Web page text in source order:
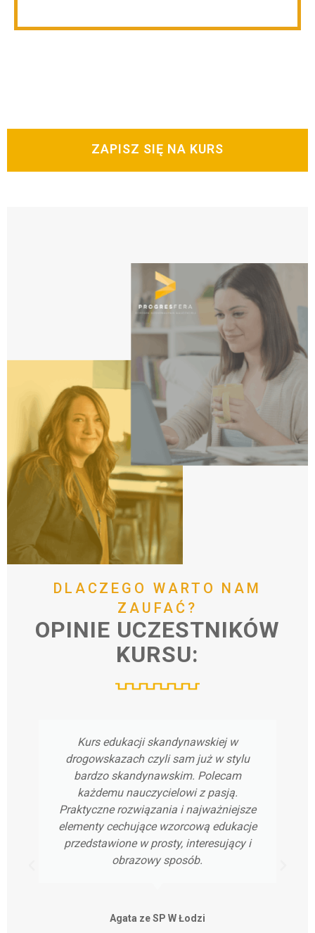
ZAPISZ SIĘ NA KURS
DLACZEGO WARTO NAM
ZAUFAĆ?
OPINIE UCZESTNIKÓW
KURSU:
Kurs edukacji skandynawskiej w
drogowskazach czyli sam już w stylu
bardzo skandynawskim. Polecam
każdemu nauczycielowi z pasją.
Praktyczne rozwiązania i najważniejsze
elementy cechujące wzorcową edukacje
przedstawione w prosty, interesujący i
obrazowy sposób.
Agata ze SP W Łodzi